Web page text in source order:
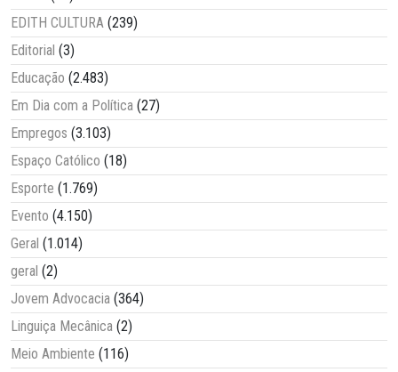
EDITH CULTURA (239)
Editorial (3)
Educação (2.483)
Em Dia com a Política (27)
Empregos (3.103)
Espaço Católico (18)
Esporte (1.769)
Evento (4.150)
Geral (1.014)
geral (2)
Jovem Advocacia (364)
Linguiça Mecânica (2)
Meio Ambiente (116)